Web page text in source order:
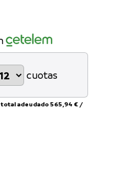
cuotas
adeudado 565,94 € /